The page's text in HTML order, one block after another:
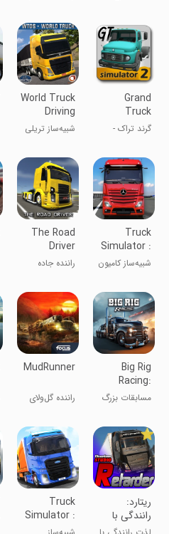
Grand
Truck
Simulator 2
گرند تراک -
سنگین ۲
World Truck
Driving
Simulator
شبیه‌ساز تریلی
Truck
Simulator :
Ultimate
شبیه‌ساز کامیون
The Road
Driver
راننده جاده
Big Rig
Racing:
Drag racing
مسابقات بزرگ
ریسینگ
MudRunner
راننده گل‌ولای
‏‏‏ریتارد:
رانندگی با
کامیون های
Truck
Simulator :
Europe